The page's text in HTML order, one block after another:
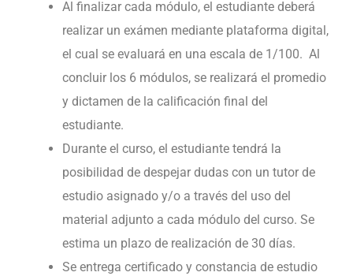
Al finalizar cada módulo, el estudiante deberá
realizar un exámen mediante plataforma digital,
el cual se evaluará en una escala de 1/100. Al
concluir los 6 módulos, se realizará el promedio
y dictamen de la calificación final del
estudiante.
Durante el curso, el estudiante tendrá la
posibilidad de despejar dudas con un tutor de
estudio asignado y/o a través del uso del
material adjunto a cada módulo del curso. Se
estima un plazo de realización de 30 días.
Se entrega certificado y constancia de estudio